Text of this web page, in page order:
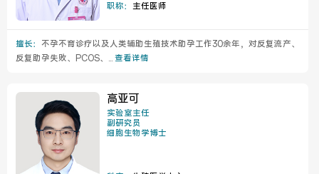
职称：主任医师
擅长： 不孕不育诊疗以及人类辅助生殖技术助孕工作30余年，对反复流产、
反复助孕失败、PCOS、... 查看详情
高亚可
实验室主任
副研究员
细胞生物学博士